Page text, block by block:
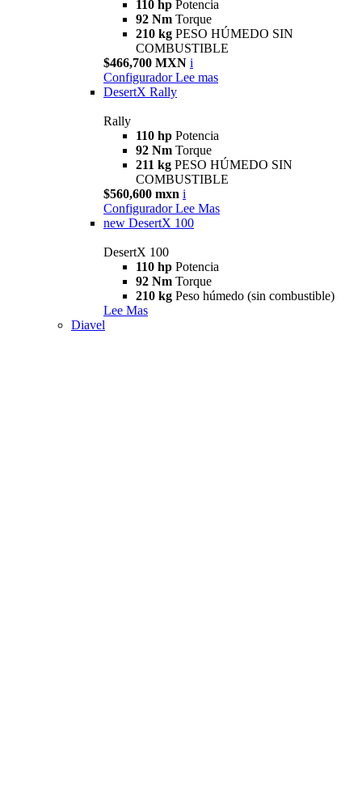
110 hp Potencia
92 Nm Torque
210 kg PESO HÚMEDO SIN
COMBUSTIBLE
$466,700 MXN i
Configurador Lee mas
DesertX Rally
Rally
110 hp Potencia
92 Nm Torque
211 kg PESO HÚMEDO SIN
COMBUSTIBLE
$560,600 mxn i
Configurador Lee Mas
new DesertX 100
DesertX 100
110 hp Potencia
92 Nm Torque
210 kg Peso húmedo (sin combustible)
Lee Mas
Diavel